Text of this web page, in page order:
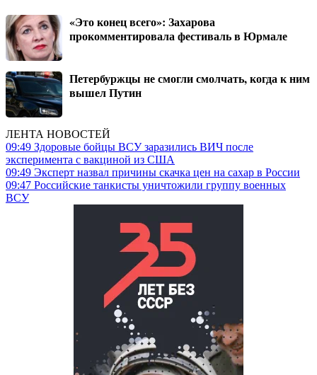
«Это конец всего»: Захарова
прокомментировала фестиваль в Юрмале
Петербуржцы не смогли смолчать, когда к ним
вышел Путин
ЛЕНТА НОВОСТЕЙ
09:49 Здоровые бойцы ВСУ заразились ВИЧ после
эксперимента с вакциной из США
09:49 Эксперт назвал причины скачка цен на сахар в России
09:47 Российские танкисты уничтожили группу военных
ВСУ